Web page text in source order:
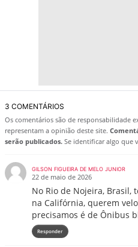
3 COMENTÁRIOS
Os comentários são de responsabilidade
representam a opinião deste site.
serão publicados. Se identificar algo que
GILSON FIGUEIRA DE MELO JUNIOR
22 de maio de 2026
No Rio de Nojeira, Brasil,
na Califórnia, querem
precisamos é de Ônibus
Responder